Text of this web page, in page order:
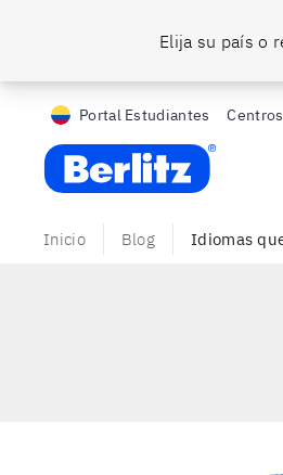
Elija su país o
Portal Estudiantes Centros
Berlitz CO
Inicio Blog Idiomas